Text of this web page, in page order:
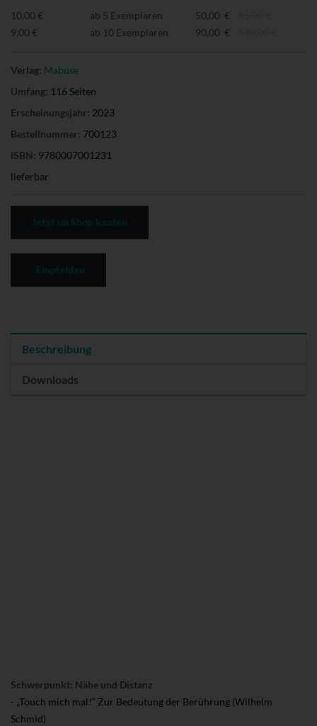
10,00 € ab 5 Exemplaren 50,00 €
9,00 €
ab 10 Exemplaren 90,00 €
Verlag: Mabuse
Umfang: 116 Seiten
Erscheinungsjahr: 2023
Bestellnummer: 700123
ISBN: 9780007001231
lieferbar
Beschreibung
Downloads
Schwerpunkt: Nähe und Distanz
- „Touch mich mal!“ Zur Bedeutung der Berührung (Wilhelm
Schmid)